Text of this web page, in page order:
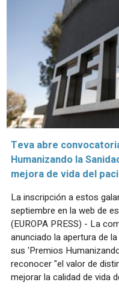
Teva abre
Humanizando la
mejora de vida del
La inscripción a estos
septiembre en la web de
(EUROPA PRESS) - La
anunciado la apertura de
sus 'Premios
reconocer "el valor de
mejorar la calidad de vida